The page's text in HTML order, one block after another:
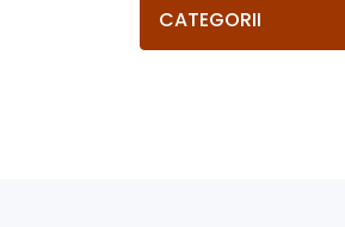
CATEGORII